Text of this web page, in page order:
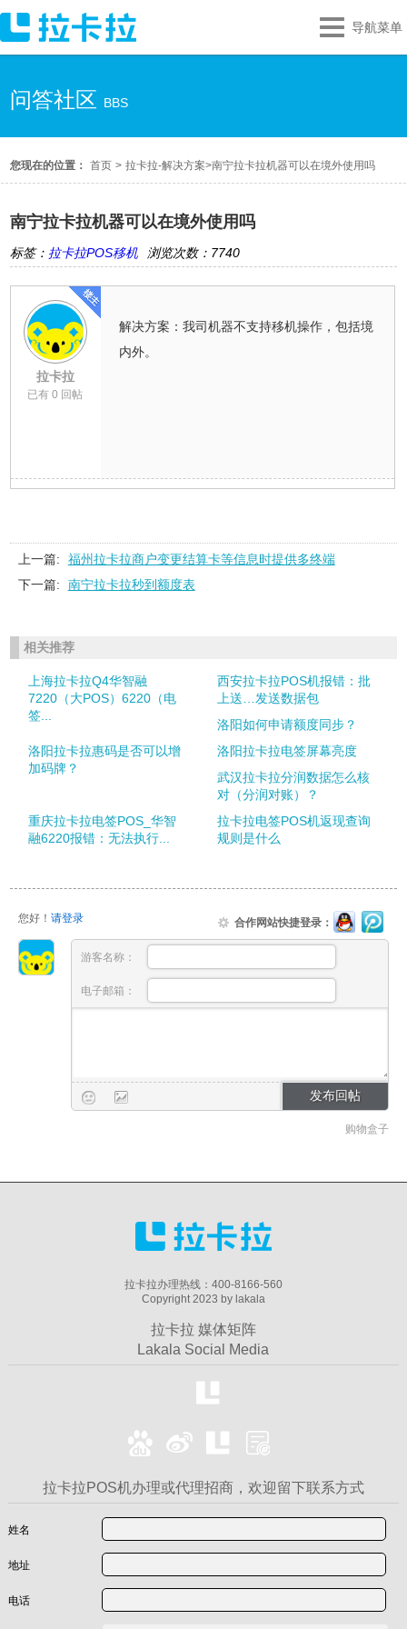
导航菜单
问答社区 BBS
您现在的位置： 首页 > 拉卡拉-解决方案>南宁拉卡拉机器可以在境外使用吗
南宁拉卡拉机器可以在境外使用吗
标签： 拉卡拉POS移机 浏览次数：7740
拉卡拉
已有 0 回帖
解决方案：我司机器不支持移机操作，包括境
内外。
上一篇:
福州拉卡拉商户变更结算卡等信息时提供多终端
下一篇:
南宁拉卡拉秒到额度表
相关推荐
上海拉卡拉Q4华智融
7220（大POS）6220（电
签...
西安拉卡拉POS机报错：批
上送…发送数据包
洛阳如何申请额度同步？
洛阳拉卡拉惠码是否可以增
加码牌？
洛阳拉卡拉电签屏幕亮度
武汉拉卡拉分润数据怎么核
对（分润对账）？
重庆拉卡拉电签POS_华智
融6220报错：无法执行...
拉卡拉电签POS机返现查询
规则是什么
您好！ 请登录 合作网站快捷登录：
游客名称：
电子邮箱：
购物盒子
拉卡拉办理热线：400-8166-560
Copyright 2023 by lakala
拉卡拉 媒体矩阵
Lakala Social Media
拉卡拉POS机办理或代理招商，欢迎留下联系方式
姓名
地址
电话